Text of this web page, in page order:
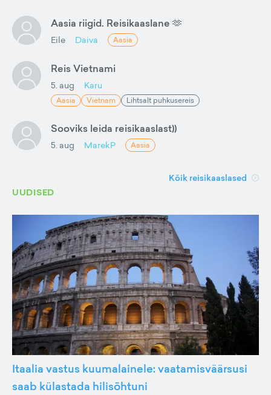
Aasia riigid. Reisikaaslane 🫶
Eile Daiva Aasia
Reis Vietnami
5. aug Karu
Aasia Vietnam Lihtsalt puhkusereis
Sooviks leida reisikaaslast))
5. aug MarekP Aasia
Kõik reisikaaslased
UUDISED
Itaalia vastus kuumalainele: vaatamisväärsusi
saab külastada hilisõhtuni